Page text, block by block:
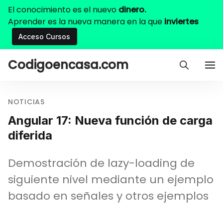
El conocimiento es el nuevo dinero.
Aprender es la nueva manera en la que inviertes
Acceso Cursos
Codigoencasa.com
NOTICIAS
Angular 17: Nueva función de carga
diferida
Demostración de lazy-loading de
siguiente nivel mediante un ejemplo
basado en señales y otros ejemplos